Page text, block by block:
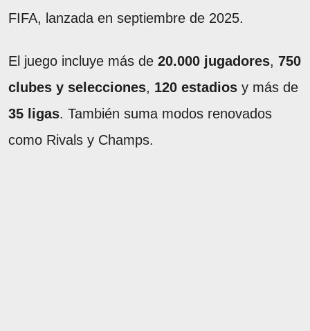
FIFA, lanzada en septiembre de 2025.
El juego incluye más de 20.000 jugadores, 750
clubes y selecciones, 120 estadios y más de
35 ligas. También suma modos renovados
como Rivals y Champs.